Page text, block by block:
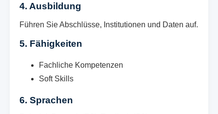
4. Ausbildung
Führen Sie Abschlüsse, Institutionen und Daten auf.
5. Fähigkeiten
Fachliche Kompetenzen
Soft Skills
6. Sprachen